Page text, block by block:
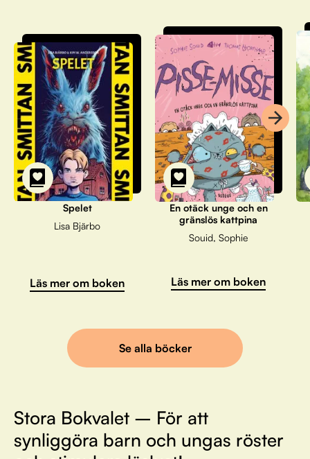
Spelet
Lisa Bjärbo
Läs mer om boken
En otäck unge och en
gränslös kattpina
Souid, Sophie
Läs mer om boken
Se alla böcker
Stora Bokvalet – För att
synliggöra barn och ungas röster